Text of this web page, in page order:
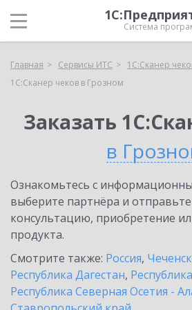
Система
Главная Сервисы ИТС
1С:Сканер
1С:Сканер чеков в Грозном
Заказать
в
Ознакомьтесь с
выберите партнёра и отправьте
консультацию, приобретение
продукта.
Смотрите также: Россия,
Республика Дагестан,
Республика Северная Осетия -